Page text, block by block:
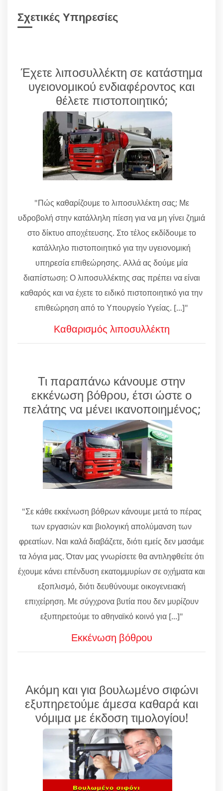
Σχετικές Υπηρεσίες
Έχετε λιποσυλλέκτη σε κατάστημα
υγειονομικού ενδιαφέροντος και
θέλετε πιστοποιητικό;
"Πώς καθαρίζουμε το λιποσυλλέκτη σας; Με
υδροβολή στην κατάλληλη πίεση για να μη γίνει ζημιά
στο δίκτυο αποχέτευσης. Στο τέλος εκδίδουμε το
κατάλληλο πιστοποιητικό για την υγειονομική
υπηρεσία επιθεώρησης. Αλλά ας δούμε μία
διαπίστωση: Ο λιποσυλλέκτης σας πρέπει να είναι
καθαρός και να έχετε το ειδικό πιστοποιητικό για την
επιθεώρηση από το Υπουργείο Υγείας. [...]"
Καθαρισμός λιποσυλλέκτη
Τι παραπάνω κάνουμε στην
εκκένωση βόθρου, έτσι ώστε ο
πελάτης να μένει ικανοποιημένος;
"Σε κάθε εκκένωση βόθρων κάνουμε μετά το πέρας
των εργασιών και βιολογική απολύμανση των
φρεατίων. Ναι καλά διαβάζετε, διότι εμείς δεν μασάμε
τα λόγια μας. Όταν μας γνωρίσετε θα αντιληφθείτε ότι
έχουμε κάνει επένδυση εκατομμυρίων σε οχήματα και
εξοπλισμό, διότι δευθύνουμε οικογενειακή
επιχείρηση. Με σύγχρονα βυτία που δεν μυρίζουν
εξυπηρετούμε το αθηναϊκό κοινό για [...]"
Εκκένωση βόθρου
Ακόμη και για βουλωμένο σιφώνι
εξυπηρετούμε άμεσα καθαρά και
νόμιμα με έκδοση τιμολογίου!